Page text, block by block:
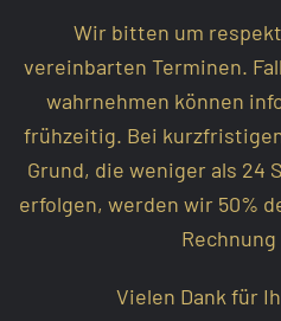
Wir bitten um
vereinbarten Terminen.
wahrnehmen können
frühzeitig. Bei
Grund, die weniger als 24
erfolgen, werden wir 50%
Vielen Dank für